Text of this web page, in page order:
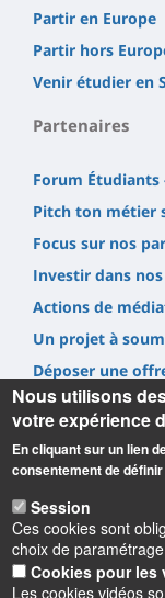
Partir en Europe
Partir hors
Venir étudier en
Partenaires
Forum Étudiants
Pitch ton métier
Focus sur nos
Investir dans
Actions de
Un projet à
Déposer une
Prestations
UFR Sciences et
Nous utilisons
votre expérience
En cliquant sur un lien
consentement de
Session
Ces cookies sont
choix de
Cookies pour les
Les cookies vidéos